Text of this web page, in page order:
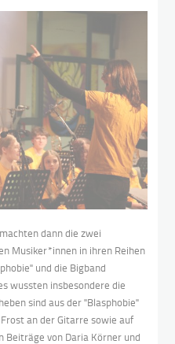
dann die zwei
Musiker*innen in ihren Reihen
und die Bigband
wussten insbesondere die
sind aus der "Blasphobie"
an der Gitarre sowie auf
Beiträge von Daria Körner und